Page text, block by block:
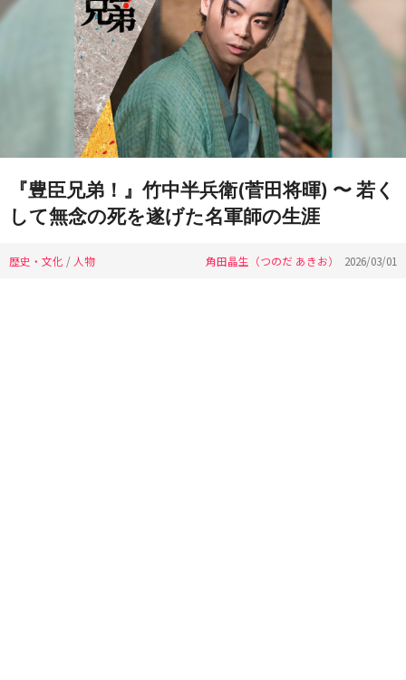
『豊臣兄弟！』竹中半兵衛(菅田将暉) 〜 若く
して無念の死を遂げた名軍師の生涯
歴史・文化 / 人物 角田晶生（つのだ あきお） 2026/03/01